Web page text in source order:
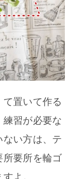
置いて作る
習が必要な
い方は、テ
所要所を輪ゴ
よ。